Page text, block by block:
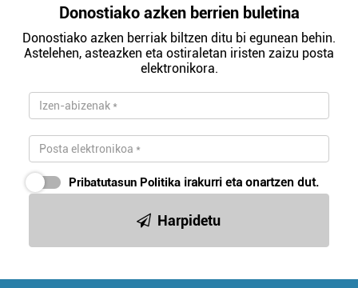
Donostiako azken berrien buletina
Donostiako azken berriak biltzen ditu bi egunean behin.
Astelehen, asteazken eta ostiraletan iristen zaizu posta
elektronikora.
Pribatutasun Politika irakurri eta onartzen dut.
Harpidetu